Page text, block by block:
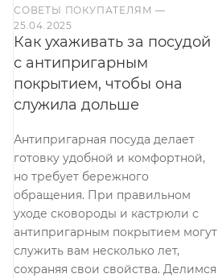
СОВЕТЫ ПОКУПАТЕЛЯМ—
25.04.2025
Как ухаживать за посудой
с антипригарным
покрытием, чтобы она
служила дольше
Антипригарная посуда делает
готовку удобной и комфортной,
но требует бережного
обращения. При правильном
уходе сковороды и кастрюли с
антипригарным покрытием могут
служить вам несколько лет,
сохраняя свои свойства. Делимся